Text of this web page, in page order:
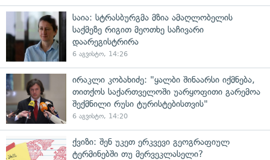
საია: სტრასბურგმა მზია ამაღლობელის
საქმეზე რიგით მეოთხე საჩივარი
დაარეგისტრირა
6 აგვისტო, 14:26
ირაკლი კობახიძე: "ყალბი შინაარსი იქმნება,
თითქოს საქართველოში უარყოფითი გარემოა
შექმნილი რუსი ტურისტებისთვის"
6 აგვისტო, 14:20
ქვიზი: შენ უკეთ ერკვევი გეოგრაფიულ
ტერმინებში თუ მერვეკლასელი?